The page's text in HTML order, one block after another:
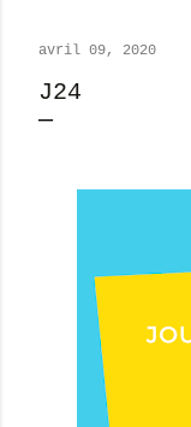
avril 09, 2020
J24